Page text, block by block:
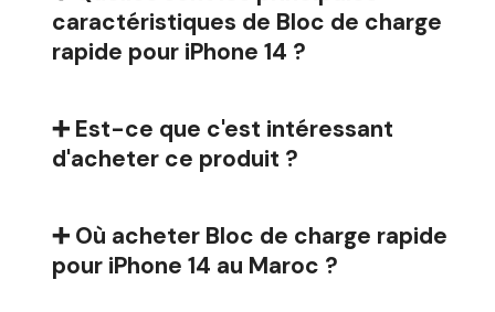
caractéristiques de Bloc de charge
rapide pour iPhone 14 ?
➕ Est-ce que c'est intéressant
d'acheter ce produit ?
➕ Où acheter Bloc de charge rapide
pour iPhone 14 au Maroc ?